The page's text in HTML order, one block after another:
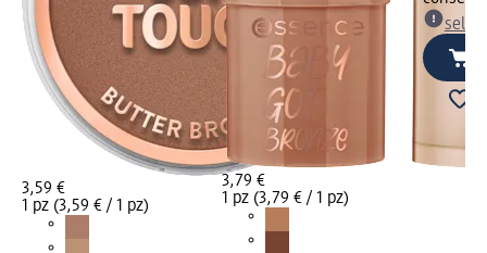
3,59 €
1 pz (3,59 € / 1 pz)
3,79 €
1 pz (3,79 € / 1 pz)